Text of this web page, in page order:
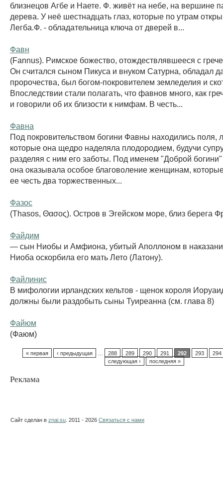
близнецов Агбе и Наете. Ф. живёт на небе, на вершине
дерева. У неё шестнадцать глаз, которые по утрам
Легба.Ф. - обладательница ключа от дверей в...
Фавн
(Fannus). Римское божество, отождествлявшееся с
Он считался сыном Пикуса и внуком Сатурна, обладал
пророчества, был богом-покровителем земледелия и
Впоследствии стали полагать, что фавнов много, как
и говорили об их близости к нимфам. В честь...
Фавна
Под покровительством богини Фавны находились поля,
которые она щедро наделяла плодородием, будучи
разделяя с ним его заботы. Под именем "Доброй
она оказывала особое благоволение женщинам,
ее честь два торжественных...
Фазос
(Thasos, Θασος). Остров в Эгейском море, близ берега
Файдим
— сын Ниобы и Амфиона, убитый Аполлоном в
Ниоба оскорбила его мать Лето (Латону).
Файлинис
В мифологии ирландских кельтов - щенок короля
должны были раздобыть сыны Туиреанна (см. глава 8)
Файюм
(Фаюм)
« первая ‹ предыдущая 288 289 290 291 292 293
294
следующая ›
последняя »
Реклама
Сайт сделан в znai.su . 2011 - 2026 Связаться с нами